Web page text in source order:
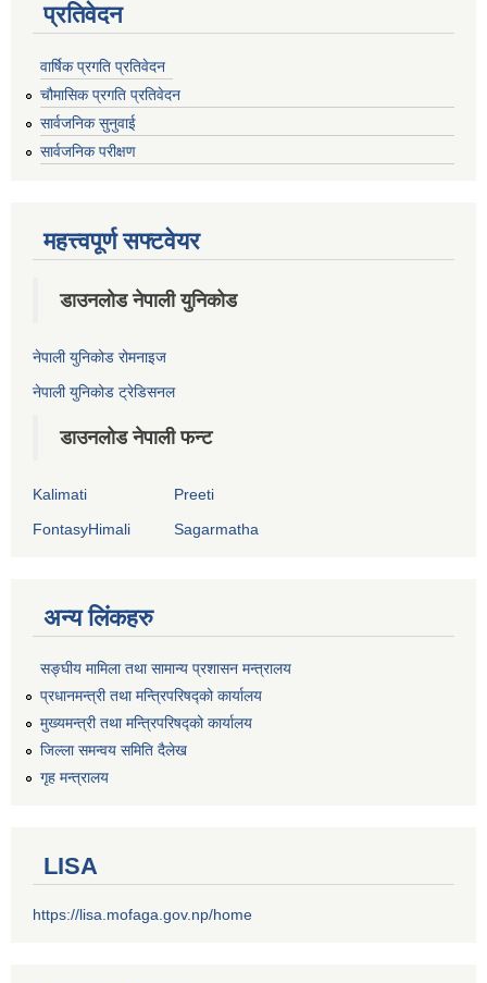
प्रतिवेदन
वार्षिक प्रगति प्रतिवेदन
चौमासिक प्रगति प्रतिवेदन
सार्वजनिक सुनुवाई
सार्वजनिक परीक्षण
महत्त्वपूर्ण सफ्टवेयर
डाउनलोड नेपाली युनिकोड
नेपाली युनिकोड रोमनाइज
नेपाली युनिकोड ट्रेडिसनल
डाउनलोड नेपाली फन्ट
Kalimati
Preeti
FontasyHimali
Sagarmatha
अन्य लिंकहरु
सङ्‍घीय मामिला तथा सामान्य प्रशासन मन्त्रालय
प्रधानमन्त्री तथा मन्त्रिपरिषद्को कार्यालय
मुख्यमन्त्री तथा मन्त्रिपरिषद्को कार्यालय
जिल्ला समन्वय समिति दैलेख
गृह मन्त्रालय
LISA
https://lisa.mofaga.gov.np/home